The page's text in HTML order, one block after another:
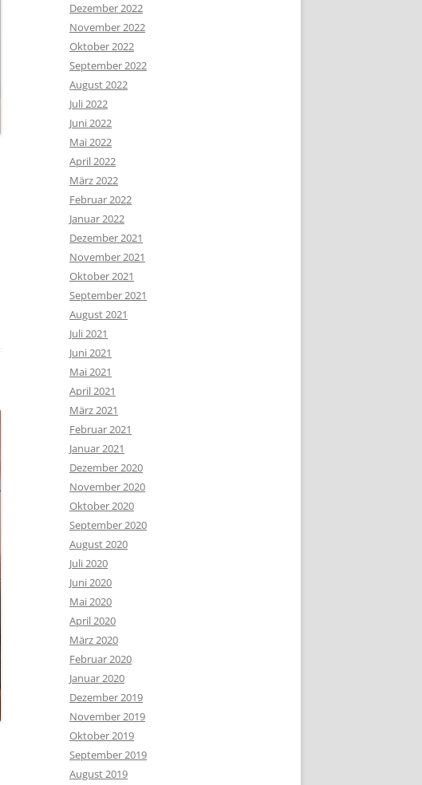
Dezember 2022
November 2022
Oktober 2022
September 2022
August 2022
Juli 2022
Juni 2022
Mai 2022
April 2022
März 2022
Februar 2022
Januar 2022
Dezember 2021
November 2021
Oktober 2021
September 2021
August 2021
Juli 2021
Juni 2021
Mai 2021
April 2021
März 2021
Februar 2021
Januar 2021
Dezember 2020
November 2020
Oktober 2020
September 2020
August 2020
Juli 2020
Juni 2020
Mai 2020
April 2020
März 2020
Februar 2020
Januar 2020
Dezember 2019
November 2019
Oktober 2019
September 2019
August 2019